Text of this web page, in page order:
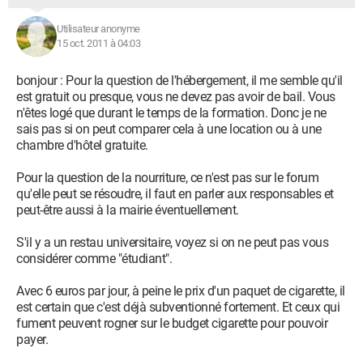
Utilisateur anonyme
15 oct. 2011 à 04:03
bonjour : Pour la question de l'hébergement, il me semble qu'il
est gratuit ou presque, vous ne devez pas avoir de bail. Vous
n'êtes logé que durant le temps de la formation. Donc je ne
sais pas si on peut comparer cela à une location ou à une
chambre d'hôtel gratuite.
Pour la question de la nourriture, ce n'est pas sur le forum
qu'elle peut se résoudre, il faut en parler aux responsables et
peut-être aussi à la mairie éventuellement.
S'il y a un restau universitaire, voyez si on ne peut pas vous
considérer comme "étudiant".
Avec 6 euros par jour, à peine le prix d'un paquet de cigarette, il
est certain que c'est déjà subventionné fortement. Et ceux qui
fument peuvent rogner sur le budget cigarette pour pouvoir
payer.